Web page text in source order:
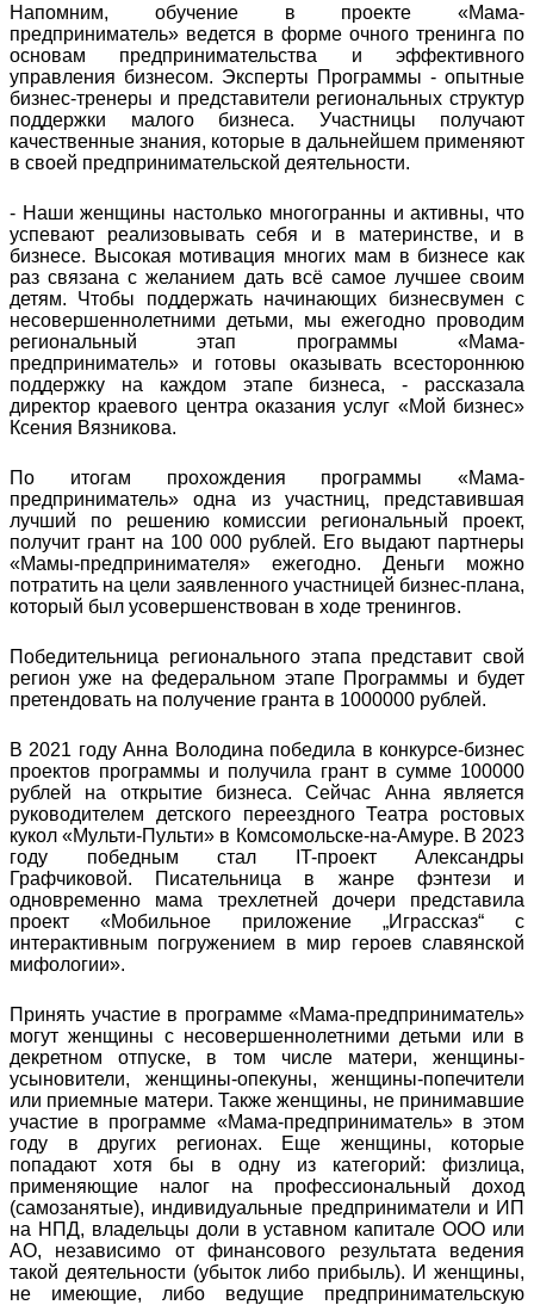
Напомним, обучение в проекте «Мама-
предприниматель» ведется в форме очного тренинга по
основам предпринимательства и эффективного
управления бизнесом. Эксперты Программы - опытные
бизнес-тренеры и представители региональных структур
поддержки малого бизнеса. Участницы получают
качественные знания, которые в дальнейшем применяют
в своей предпринимательской деятельности.
- Наши женщины настолько многогранны и активны, что
успевают реализовывать себя и в материнстве, и в
бизнесе. Высокая мотивация многих мам в бизнесе как
раз связана с желанием дать всё самое лучшее своим
детям. Чтобы поддержать начинающих бизнесвумен с
несовершеннолетними детьми, мы ежегодно проводим
региональный этап программы «Мама-
предприниматель» и готовы оказывать всестороннюю
поддержку на каждом этапе бизнеса, - рассказала
директор краевого центра оказания услуг «Мой бизнес»
Ксения Вязникова.
По итогам прохождения программы «Мама-
предприниматель» одна из участниц, представившая
лучший по решению комиссии региональный проект,
получит грант на 100 000 рублей. Его выдают партнеры
«Мамы-предпринимателя» ежегодно. Деньги можно
потратить на цели заявленного участницей бизнес-плана,
который был усовершенствован в ходе тренингов.
Победительница регионального этапа представит свой
регион уже на федеральном этапе Программы и будет
претендовать на получение гранта в 1000000 рублей.
В 2021 году Анна Володина победила в конкурсе-бизнес
проектов программы и получила грант в сумме 100000
рублей на открытие бизнеса. Сейчас Анна является
руководителем детского переездного Театра ростовых
кукол «Мульти-Пульти» в Комсомольске-на-Амуре. В 2023
году победным стал IT-проект Александры
Графчиковой. Писательница в жанре фэнтези и
одновременно мама трехлетней дочери представила
проект «Мобильное приложение „Играссказ“ с
интерактивным погружением в мир героев славянской
мифологии».
Принять участие в программе «Мама-предприниматель»
могут женщины с несовершеннолетними детьми или в
декретном отпуске, в том числе матери, женщины-
усыновители, женщины-опекуны, женщины-попечители
или приемные матери. Также женщины, не принимавшие
участие в программе «Мама-предприниматель» в этом
году в других регионах. Еще женщины, которые
попадают хотя бы в одну из категорий: физлица,
применяющие налог на профессиональный доход
(самозанятые), индивидуальные предприниматели и ИП
на НПД, владельцы доли в уставном капитале ООО или
АО, независимо от финансового результата ведения
такой деятельности (убыток либо прибыль). И женщины,
не имеющие, либо ведущие предпринимательскую